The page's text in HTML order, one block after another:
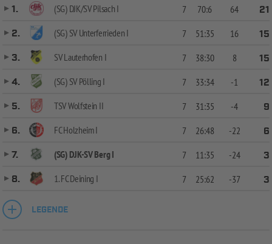
1. (SG) DJK/SV Pilsach I 7 70:6 64
21
2.
(SG) SV Unterferrieden I 7 51:35 16
15
3.
SV Lauterhofen I 7 38:30 8
15
4.
(SG) SV Pölling I 7 33:34 -1
12
5.
TSV Wolfstein II 7 31:35 -4
9
6.
FC Holzheim I 7 26:48 -22
6
7.
(SG) DJK-SV Berg I 7 11:35 -24
3
8.
1. FC Deining I 7 25:62 -37 3
LEGENDE